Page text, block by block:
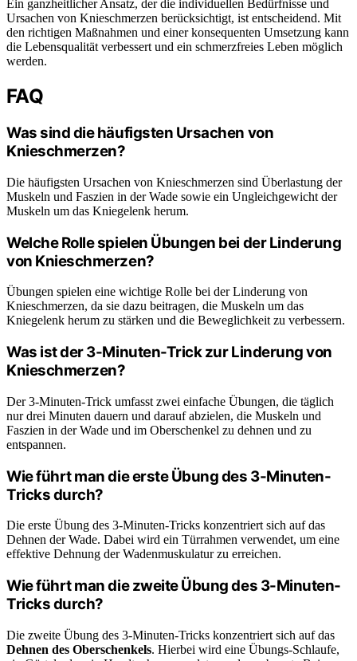
Ein ganzheitlicher Ansatz, der die individuellen Bedürfnisse und
Ursachen von Knieschmerzen berücksichtigt, ist entscheidend. Mit
den richtigen Maßnahmen und einer konsequenten Umsetzung kann
die Lebensqualität verbessert und ein schmerzfreies Leben möglich
werden.
FAQ
Was sind die häufigsten Ursachen von
Knieschmerzen?
Die häufigsten Ursachen von Knieschmerzen sind Überlastung der
Muskeln und Faszien in der Wade sowie ein Ungleichgewicht der
Muskeln um das Kniegelenk herum.
Welche Rolle spielen Übungen bei der Linderung
von Knieschmerzen?
Übungen spielen eine wichtige Rolle bei der Linderung von
Knieschmerzen, da sie dazu beitragen, die Muskeln um das
Kniegelenk herum zu stärken und die Beweglichkeit zu verbessern.
Was ist der 3-Minuten-Trick zur Linderung von
Knieschmerzen?
Der 3-Minuten-Trick umfasst zwei einfache Übungen, die täglich
nur drei Minuten dauern und darauf abzielen, die Muskeln und
Faszien in der Wade und im Oberschenkel zu dehnen und zu
entspannen.
Wie führt man die erste Übung des 3-Minuten-
Tricks durch?
Die erste Übung des 3-Minuten-Tricks konzentriert sich auf das
Dehnen der Wade. Dabei wird ein Türrahmen verwendet, um eine
effektive Dehnung der Wadenmuskulatur zu erreichen.
Wie führt man die zweite Übung des 3-Minuten-
Tricks durch?
Die zweite Übung des 3-Minuten-Tricks konzentriert sich auf das
Dehnen des Oberschenkels. Hierbei wird eine Übungs-Schlaufe,